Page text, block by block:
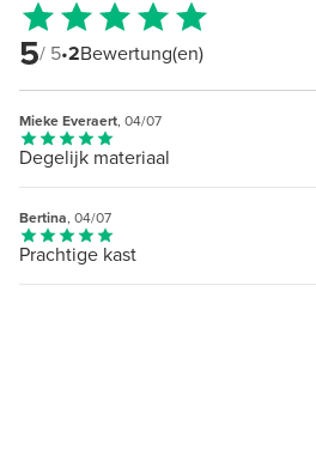
5/ 5•2Bewertung(en)
Mieke Everaert, 04/07
Degelijk materiaal
Bertina, 04/07
Prachtige kast